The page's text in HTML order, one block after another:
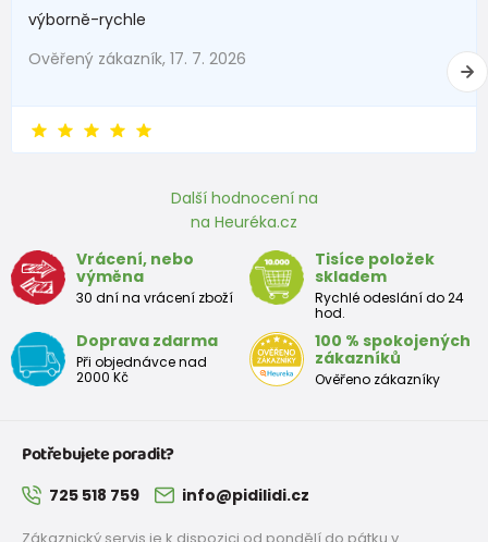
výborně-rychle
Ověřený zákazník, 17. 7. 2026
Další hodnocení na
na Heuréka.cz
Vrácení, nebo
výměna
30 dní na vrácení zboží
Tisíce položek
skladem
Rychlé odeslání do 24
hod.
Doprava zdarma
Při objednávce nad
2000 Kč
100 % spokojených
zákazníků
Ověřeno zákazníky
Potřebujete poradit?
725 518 759 info@pidilidi.cz